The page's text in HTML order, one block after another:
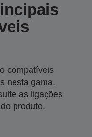
compatíveis
nesta gama.
as ligações
produto.